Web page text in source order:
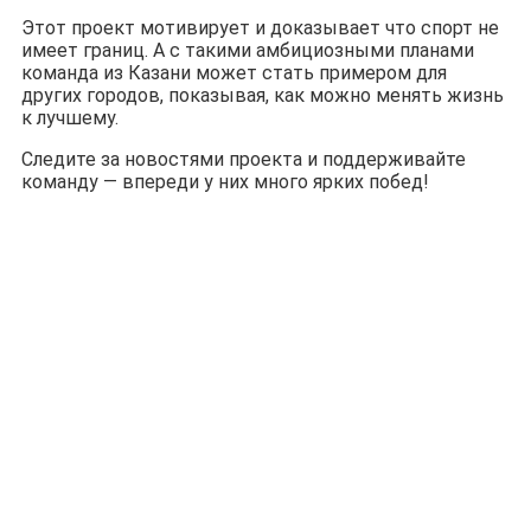
Этот проект мотивирует и доказывает что спорт не
имеет границ. А с такими амбициозными планами
команда из Казани может стать примером для
других городов, показывая, как можно менять жизнь
к лучшему.
Следите за новостями проекта и поддерживайте
команду — впереди у них много ярких побед!